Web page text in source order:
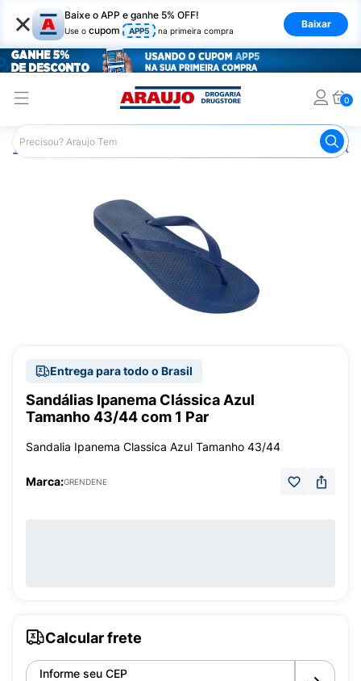
× Baixe o APP e ganhe 5% OFF!
Use o cupom APP5 na primeira compra
Baixar
0
Araujo Mercado Calçados e
Entrega para todo o Brasil
Sandálias Ipanema Clássica Azul
Tamanho 43/44 com 1 Par
Sandalia Ipanema Classica Azul Tamanho 43/44
Marca:GRENDENE
Calcular frete
Informe seu CEP